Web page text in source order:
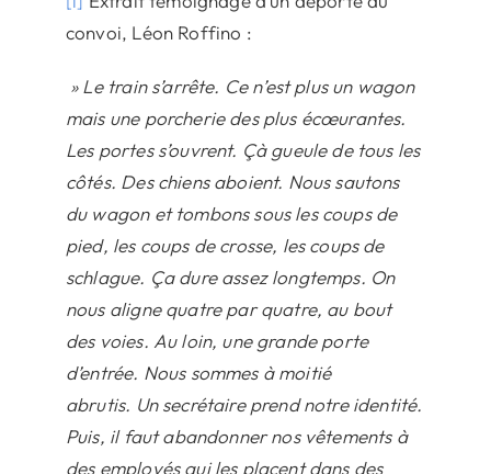
convoi, Léon Roffino :
» Le train s’arrête. Ce n’est plus un wagon
mais une porcherie des plus écœurantes.
Les portes s’ouvrent. Çà gueule de tous les
côtés. Des chiens aboient. Nous sautons
du wagon et tombons sous les coups de
pied, les coups de crosse, les coups de
schlague. Ça dure assez longtemps. On
nous aligne quatre par quatre, au bout
des voies. Au loin, une grande porte
d’entrée. Nous sommes à moitié
abrutis. Un secrétaire prend notre identité.
Puis, il faut abandonner nos vêtements à
des employés qui les placent dans des